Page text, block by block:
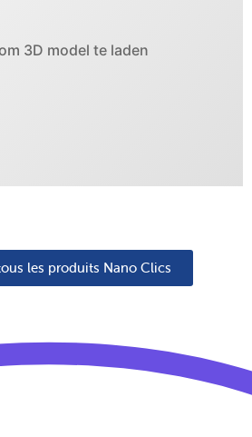
3D model te laden
les produits Nano Clics